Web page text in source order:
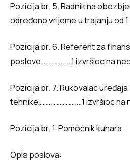
Pozicija br. 5. Radnik na
određeno vrijeme u trajanju od 1
Pozicija br. 6. Referent za
poslove………………..1 izvršioc na
Pozicija br. 7. Rukovalac
tehnike…………………….…1 izvršioc
Pozicija br. 1. Pomoćnik kuhara
Opis poslova: